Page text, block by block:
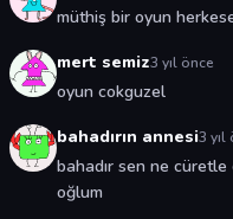
müthiş bir oyun
mert semiz3 yıl önce
oyun cokguzel
bahadırın annesi3 yıl
bahadır sen ne cüretle
oğlum